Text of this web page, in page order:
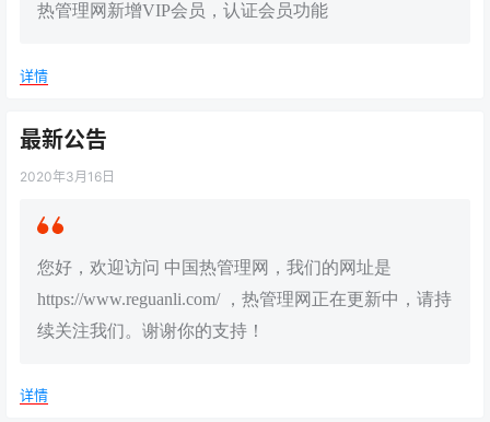
热管理网新增VIP会员，认证会员功能
详情
最新公告
2020年3月16日
您好，欢迎访问 中国热管理网，我们的网址是
https://www.reguanli.com/ ，热管理网正在更新中，请持
续关注我们。谢谢你的支持！
详情